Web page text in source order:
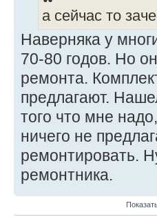
а сейчас то
Наверняка у
70-80 годов. Но
ремонта.
предлагают.
того что мне
ничего не
ремонтировать.
ремонтника.